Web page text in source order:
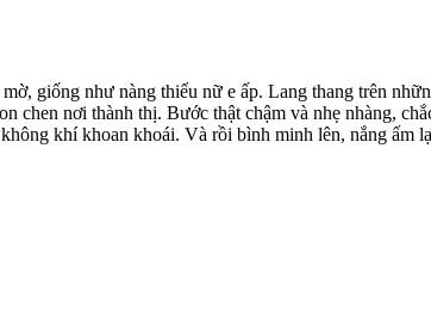
giống như nàng thiếu nữ e ấp. Lang thang trên
chen nơi thành thị. Bước thật chậm và nhẹ nhàng,
khí khoan khoái. Và rồi bình minh lên, nắng ấm